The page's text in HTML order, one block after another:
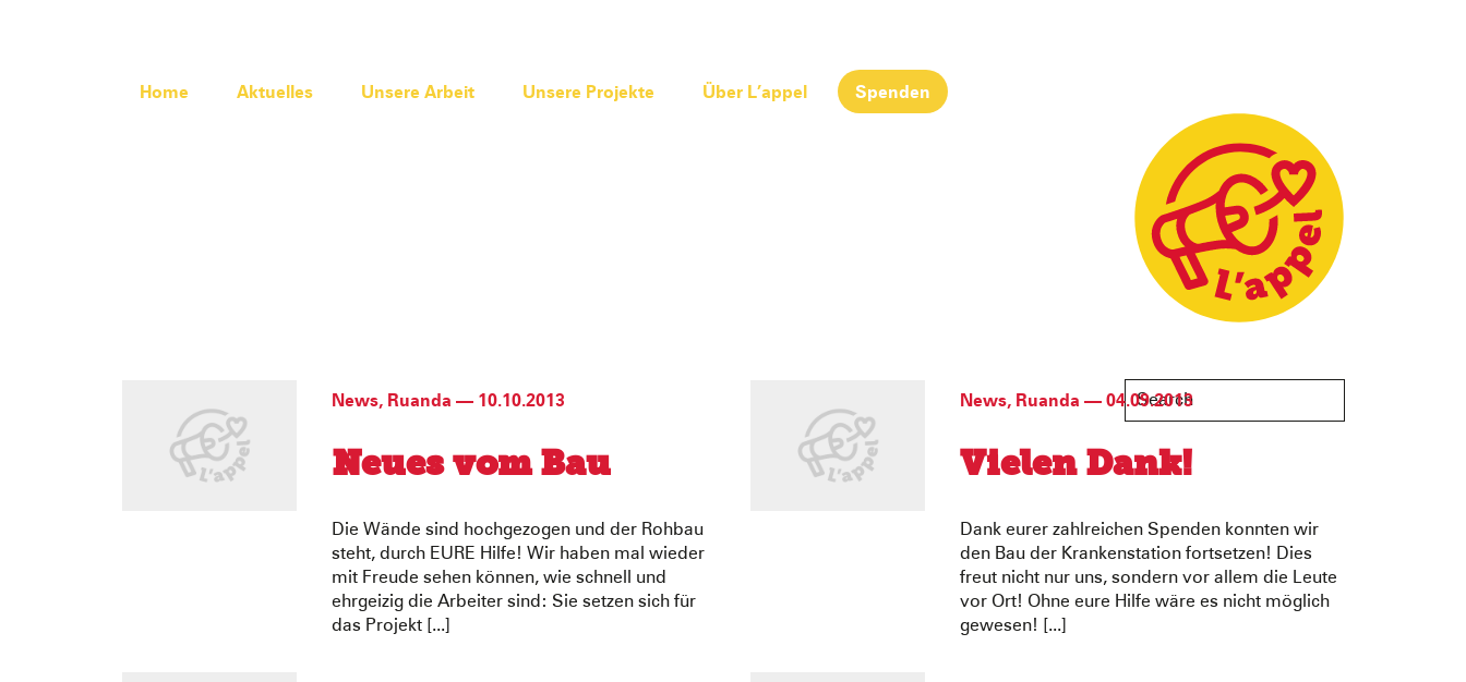
Home Aktuelles Unsere Arbeit Unsere Projekte Über L’appel Spenden
News, Ruanda — 10.10.2013
Neues vom Bau
Die Wände sind hochgezogen und der Rohbau
steht, durch EURE Hilfe! Wir haben mal wieder
mit Freude sehen können, wie schnell und
ehrgeizig die Arbeiter sind: Sie setzen sich für
das Projekt [...]
News, Ruanda — 04.09.2013
Vielen Dank!
Dank eurer zahlreichen Spenden konnten wir
den Bau der Krankenstation fortsetzen! Dies
freut nicht nur uns, sondern vor allem die Leute
vor Ort! Ohne eure Hilfe wäre es nicht möglich
gewesen! [...]